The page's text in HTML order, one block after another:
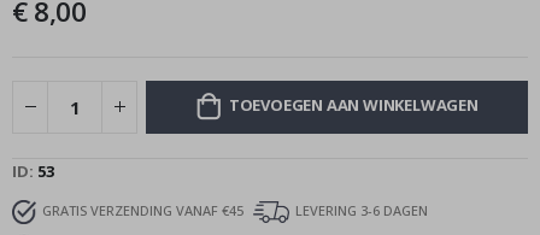
afbeeldingen-
€ 8,00
TOEVOEGEN AAN WINKELWAGEN
ID 53
GRATIS VERZENDING VANAF €45
LEVERING 3-6 DAGEN